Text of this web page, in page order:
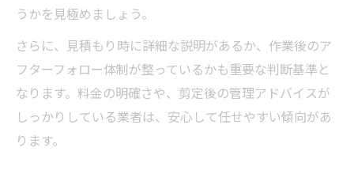
うかを見極めましょう。
さらに、見積もり時に詳細な説明があるか、作業後のア
フターフォロー体制が整っているかも重要な判断基準と
なります。料金の明確さや、剪定後の管理アドバイスが
しっかりしている業者は、安心して任せやすい傾向があ
ります。